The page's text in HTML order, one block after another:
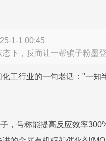
1-1 00:45
下，反而让一帮骗子粉墨
工行业的一句老话："一
，号称能提高反应效率